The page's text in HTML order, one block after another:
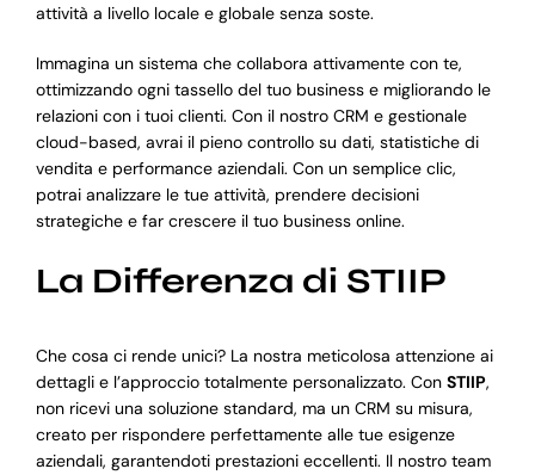
attività a livello locale e globale senza soste.
Immagina un sistema che collabora attivamente con te,
ottimizzando ogni tassello del tuo business e migliorando le
relazioni con i tuoi clienti. Con il nostro CRM e gestionale
cloud-based, avrai il pieno controllo su dati, statistiche di
vendita e performance aziendali. Con un semplice clic,
potrai analizzare le tue attività, prendere decisioni
strategiche e far crescere il tuo business online.
La Differenza di STIIP
Che cosa ci rende unici? La nostra meticolosa attenzione ai
dettagli e l’approccio totalmente personalizzato. Con STIIP,
non ricevi una soluzione standard, ma un CRM su misura,
creato per rispondere perfettamente alle tue esigenze
aziendali, garantendoti prestazioni eccellenti. Il nostro team